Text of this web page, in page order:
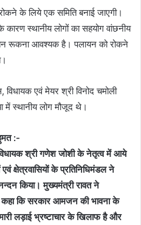
के लिये एक समिति बनाई जाएगी।
कारण स्थानीय लोगों का सहयोग वांछनीय
रूकना आवश्यक है। पलायन को रोकने
एवं मेयर श्री विनोद चमोली
में स्थानीय लोग मौजूद थे।
:-
श्री गणेश जोशी के नेतृत्व में आये
क्षेत्रवासियों के प्रतिनिधिमंडल ने
किया। मुख्यमंत्री रावत ने
कहा कि सरकार आमजन की भावना के
लड़ाई भ्रष्टाचार के खिलाफ है और